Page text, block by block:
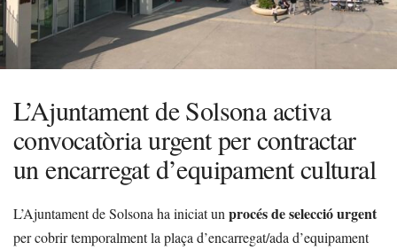
L’Ajuntament de Solsona activa
convocatòria urgent per contractar
un encarregat d’equipament cultural
L’Ajuntament de Solsona ha iniciat un procés de selecció urgent
per cobrir temporalment la plaça d’encarregat/ada d’equipament